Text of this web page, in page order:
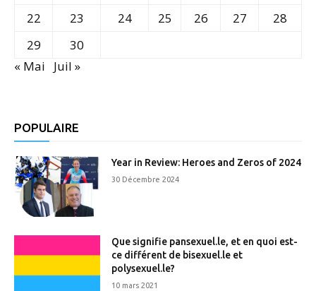
22
23 24 25 26 27
28
29
30
« Mai
Juil »
POPULAIRE
Year in Review: Heroes and Zeros of 2024
30 Décembre 2024
Que signifie pansexuel.le, et en quoi est-
ce différent de bisexuel.le et
polysexuel.le?
10 mars 2021